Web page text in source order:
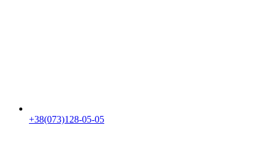
+38(073)128-05-05